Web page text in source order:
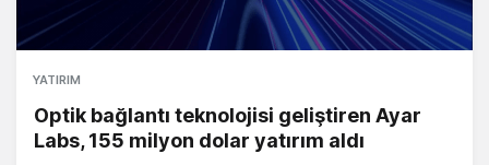
YATIRIM
Optik bağlantı teknolojisi geliştiren Ayar
Labs, 155 milyon dolar yatırım aldı